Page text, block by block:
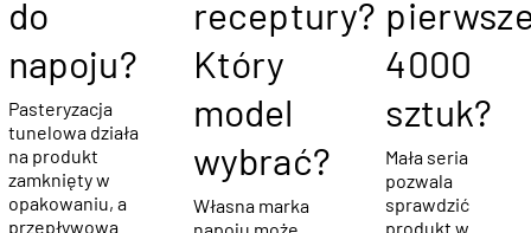
do
napoju?
Pasteryzacja
tunelowa działa
na produkt
zamknięty w
opakowaniu, a
receptury?
Który
model
wybrać?
Własna marka
4000
sztuk?
Mała seria
pozwala
sprawdzić